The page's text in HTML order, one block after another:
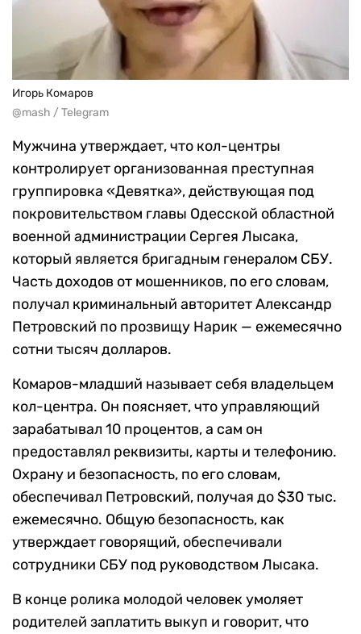
Игорь Комаров
@mash / Telegram
Мужчина утверждает, что кол-центры
контролирует организованная преступная
группировка «Девятка», действующая под
покровительством главы Одесской областной
военной администрации Сергея Лысака,
который является бригадным генералом СБУ.
Часть доходов от мошенников, по его словам,
получал криминальный авторитет Александр
Петровский по прозвищу Нарик — ежемесячно
сотни тысяч долларов.
Комаров-младший называет себя владельцем
кол-центра. Он поясняет, что управляющий
зарабатывал 10 процентов, а сам он
предоставлял реквизиты, карты и телефонию.
Охрану и безопасность, по его словам,
обеспечивал Петровский, получая до $30 тыс.
ежемесячно. Общую безопасность, как
утверждает говорящий, обеспечивали
сотрудники СБУ под руководством Лысака.
В конце ролика молодой человек умоляет
родителей заплатить выкуп и говорит, что